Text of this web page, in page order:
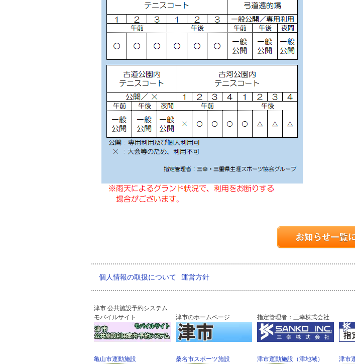
個人情報の取扱について 運営方針
津市 公共施設予約システム
モバイルサイト
津市のホームページ 指定管理者：三幸株式会社